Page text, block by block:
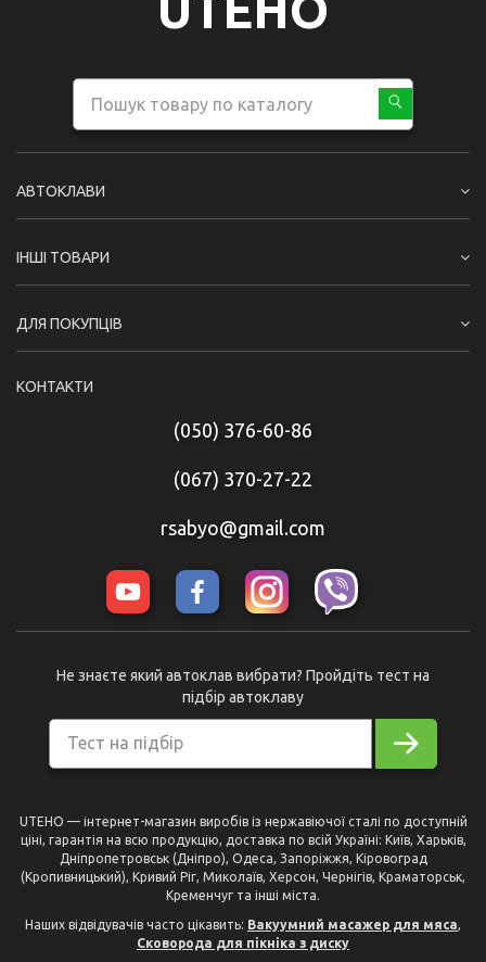
АВТОКЛАВИ
ІНШІ ТОВАРИ
ДЛЯ ПОКУПЦІВ
КОНТАКТИ
(050) 376-60-86
(067) 370-27-22
rsabyo@gmail.com
Тест на підбір
Не знаєте який автоклав вибрати? Пройдіть тест на
підбір автоклаву
UTEHO — інтернет-магазин виробів із нержавіючої сталі по доступній
ціні, гарантія на всю продукцію, доставка по всій Україні: Київ, Харьків,
Дніпропетровськ (Дніпро), Одеса, Запоріжжя, Кіровоград
(Кропивницький), Кривий Ріг, Миколаїв, Херсон, Чернігів, Краматорськ,
Кременчуг та інші міста.
Наших відвідувачів часто цікавить: Вакуумний масажер для мяса,
Сковорода для пікніка з диску